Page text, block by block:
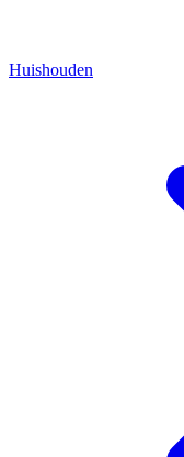
Huishouden